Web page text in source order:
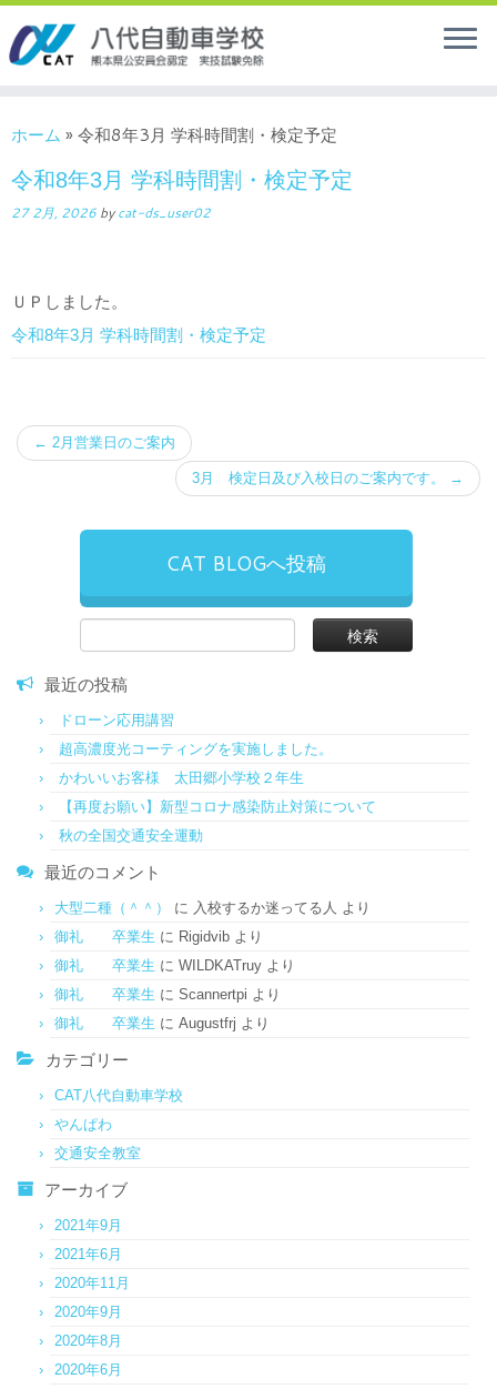
ホーム » 令和8年3月 学科時間割・検定予定
令和8年3月 学科時間割・検定予定
27 2月, 2026 bycat-ds_user02
ＵＰしました。
令和8年3月 学科時間割・検定予定
← 2月営業日のご案内
3月 検定日及び入校日のご案内です。 →
CAT BLOGへ投稿
索:
最近の投稿
ドローン応用講習
超高濃度光コーティングを実施しました。
かわいいお客様 太田郷小学校２年生
【再度お願い】新型コロナ感染防止対策について
秋の全国交通安全運動
最近のコメント
大型二種（＾＾） に 入校するか迷ってる人 より
御礼 卒業生 に Rigidvib より
御礼 卒業生 に WILDKATruy より
御礼 卒業生 に Scannertpi より
御礼 卒業生 に Augustfrj より
カテゴリー
CAT八代自動車学校
やんぱわ
交通安全教室
アーカイブ
2021年9月
2021年6月
2020年11月
2020年9月
2020年8月
2020年6月